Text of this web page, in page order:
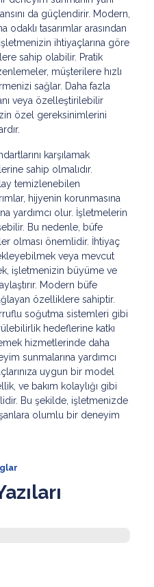
da güçlendirir. Modern,
tasarımlar arasından
ihtiyaçlarına göre
sahip olabilir. Pratik
müşterilere hızlı
sağlar. Daha fazla
veya özelleştirilebilir
özel gereksinimlerini
karşılamak
sahip olmalıdır.
temizlenebilen
hijyenin korunmasına
yardımcı olur. İşletmelerin
Bu nedenle, büfe
olması önemlidir. İhtiyaç
veya mevcut
işletmenizin büyüme ve
Modern büfe
özelliklere sahiptir.
soğutma sistemleri gibi
hedeflerine katkı
hizmetlerinde daha
sunmalarına yardımcı
uygun bir model
ve bakım kolaylığı gibi
Bu şekilde, işletmenizde
olumlu bir deneyim